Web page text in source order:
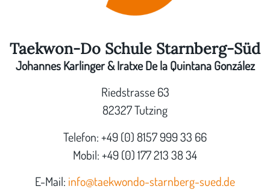
Taekwon-Do Schule Starnberg-Süd
Johannes Karlinger & Iratxe De la Quintana González
Riedstrasse 63
82327 Tutzing
Telefon: +49 (0) 8157 999 33 66
Mobil: +49 (0) 177 213 38 34
E-Mail: info@taekwondo-starnberg-sued.de